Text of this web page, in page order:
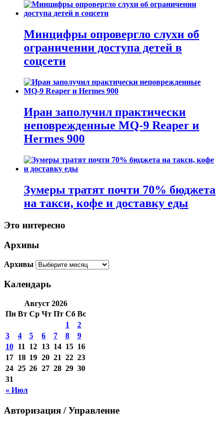
Минцифры опровергло слухи об
ограничении доступа детей в
соцсети
Иран заполучил практически
неповрежденные MQ-9 Reaper и
Hermes 900
Зумеры тратят почти 70% бюджета
на такси, кофе и доставку еды
Это интересно
Архивы
Архивы
Календарь
Август 2026
Пн Вт Ср Чт Пт Сб Вс
« Июл
1
2
3
4 5 6 7 8
9
10 11 12 13 14 15 16
17 18 19 20 21 22 23
24 25 26 27 28 29 30
31
Авторизация / Управление